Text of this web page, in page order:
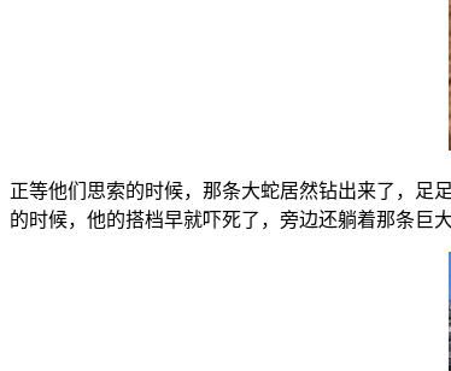
正等他们思索的时候，那条大蛇居然钻出来了，足
的时候，他的搭档早就吓死了，旁边还躺着那条巨